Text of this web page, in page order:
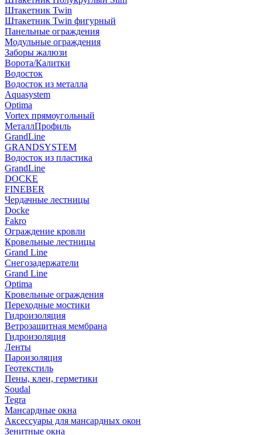
Штакетник Twin
Штакетник Twin фигурный
Панельные ограждения
Модульные ограждения
Заборы жалюзи
Ворота/Калитки
Водосток
Водосток из металла
Aquasystem
Optima
Vortex прямоугольный
МеталлПрофиль
GrandLine
GRANDSYSTEM
Водосток из пластика
GrandLine
DOCKE
FINEBER
Чердачные лестницы
Docke
Fakro
Ограждение кровли
Кровельные лестницы
Grand Line
Снегозадержатели
Grand Line
Optima
Кровельные ограждения
Переходные мостики
Гидроизоляция
Ветрозащитная мембрана
Гидроизоляция
Ленты
Пароизоляция
Геотекстиль
Пены, клеи, герметики
Soudal
Tegra
Мансардные окна
Аксессуары для мансардных окон
Зенитные окна